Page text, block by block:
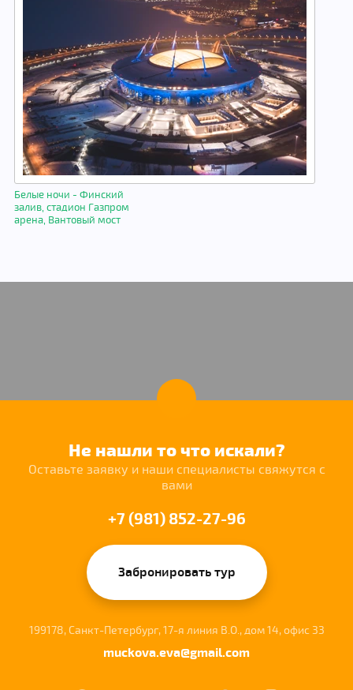
Белые ночи - Финский
залив, стадион Газпром
арена, Вантовый мост
Не нашли то что искали?
Оставьте заявку и наши специалисты свяжутся с
вами
+7 (981) 852-27-96
Забронировать тур
199178, Санкт-Петербург, 17-я линия В.О., дом 14, офис 33
muckova.eva@gmail.com